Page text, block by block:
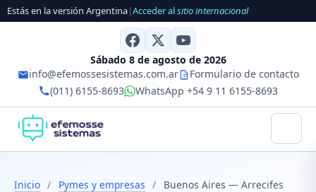
Estás en la versión Argentina|Acceder alsitio internacional
Sábado 8 de agosto de 2026
info@efemossesistemas.com.ar
Formulario de contacto
(011) 6155-8693
WhatsApp +54 9 11 6155-8693
Inicio / Pymes y empresas / Buenos Aires — Arrecifes